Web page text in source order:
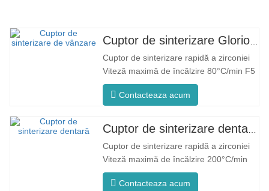
Cuptor de sinterizare rapidă a zirconiei
Viteză maximă de încălzire 80°C/min F5
Max Proces inovator Temperatura
uniformă a cuptorului F5 Max se
de 80°C/minut. Încălzirea
circumferențială la 360° asigură o
temperatură uniformă a cuptorului și
rezultate...
Contacteaza acum
Cuptor de sinterizare rapidă a zirconiei
Viteză maximă de încălzire 200°C/min
F5 Pro Proces inovator Temperatura
uniformă a cuptorului F5 Pro se
Contacteaza acum